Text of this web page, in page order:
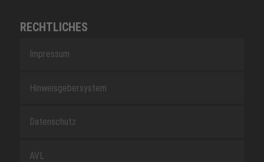
RECHTLICHES
Impressum
Hinweisgebersystem
Datenschutz
AVL